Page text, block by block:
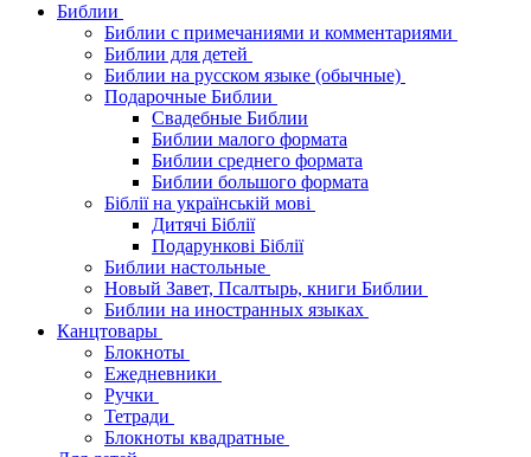
Библии
Библии с примечаниями и комментариями
Библии для детей
Библии на русском языке (обычные)
Подарочные Библии
Свадебные Библии
Библии малого формата
Библии среднего формата
Библии большого формата
Біблії на українській мові
Дитячі Біблії
Подарункові Біблії
Библии настольные
Новый Завет, Псалтырь, книги Библии
Библии на иностранных языках
Канцтовары
Блокноты
Ежедневники
Ручки
Тетради
Блокноты квадратные